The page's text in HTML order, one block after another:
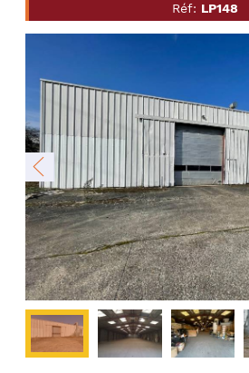
Réf: LP148